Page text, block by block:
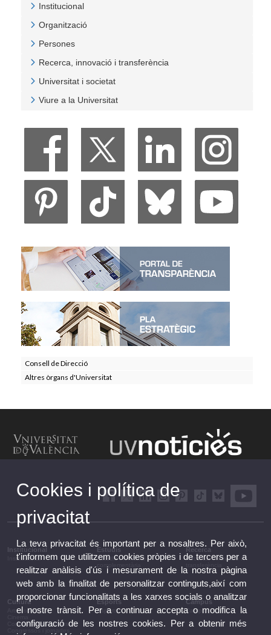
Institucional
Organització
Persones
Recerca, innovació i transferència
Universitat i societat
Viure a la Universitat
Consell de Direcció
Altres òrgans d'Universitat
Institucional
Institucional
Estudis
Estudis i formació
Recerca
Recerca, innovació i
Cultura
Arts escèniques
Conferències i debats
Congressos i jornades
Esports
Esports
Campus
Campus
Cookies i política de
privacitat
La teva privacitat és important per a nosaltres. Per això,
t'informem que utilitzem cookies pròpies i de tercers per a
realitzar anàlisis d'ús i mesurament de la nostra pàgina
web amb la finalitat de personalitzar continguts,així com
proporcionar funcionalitats a les xarxes socials o analitzar
el nostre trànsit. Per a continuar accepta o modifica la
configuració de les nostres cookies. Per a obtenir més